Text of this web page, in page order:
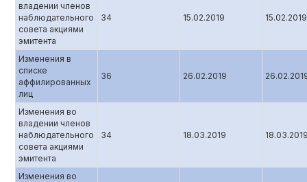
владении членов
наблюдательного
совета акциями
эмитента
34 15.02.2019 15.02.2019
Изменения в
списке
аффилированных
лиц
36 26.02.2019
Изменения во
владении членов
наблюдательного
совета акциями
эмитента
34 18.03.2019
Изменения во